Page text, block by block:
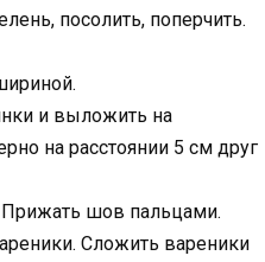
посолить, поперчить.
и выложить на
на расстоянии 5 см друг
Прижать шов пальцами.
Сложить вареники